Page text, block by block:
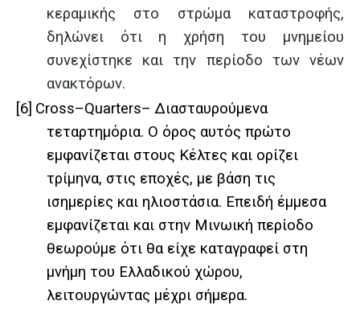
κεραμικής στο στρώμα καταστροφής,
δηλώνει ότι η χρήση του μνημείου
συνεχίστηκε και την περίοδο των νέων
ανακτόρων.
[6] Cross–Quarters– Διασταυρούμενα
τεταρτημόρια. O όρος αυτός πρώτο
εμφανίζεται στους Κέλτες και ορίζει
τρίμηνα, στις εποχές, με βάση τις
ισημερίες και ηλιοστάσια. Επειδή έμμεσα
εμφανίζεται και στην Μινωική περίοδο
θεωρούμε ότι θα είχε καταγραφεί στη
μνήμη του Ελλαδικού χώρου,
λειτουργώντας μέχρι σήμερα.